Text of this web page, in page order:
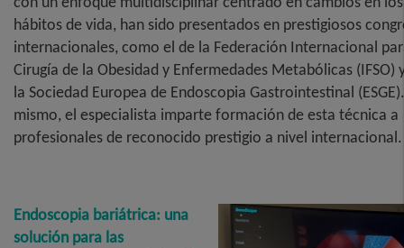
hábitos de vida, han sido presentados en prestigiosos
internacionales, como el de la Federación Internacional
Cirugía de la Obesidad y Enfermedades Metabólicas (IFSO)
la Sociedad Europea de Endoscopia Gastrointestinal
mismo, el especialista imparte formación de esta técnica a
profesionales de reconocido prestigio a nivel internacional.
Endoscopia bariátrica: una
solución para las